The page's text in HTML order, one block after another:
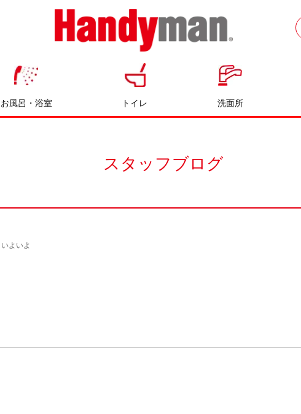
お風呂やキッチンのリフォームならハン
お風呂・浴室 トイレ 洗面所
スタッフブログ
いよいよ